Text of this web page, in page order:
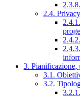
2.4. Privacy
3. Pianificazione,
3.1.
3.2.